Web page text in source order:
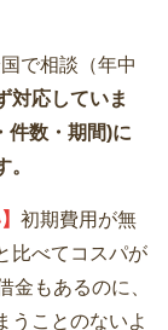
で相談（年中
対応していま
件数・期間)に
初期費用が無
比べてコスパが
金もあるのに、
うことのないよ